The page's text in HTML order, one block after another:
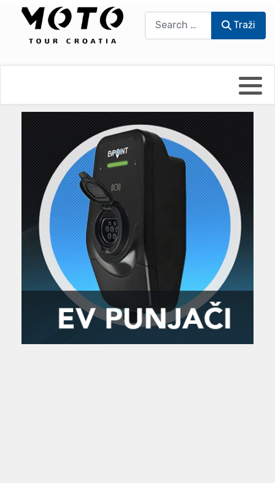
Traži
UmPaDrum
Moto servisi
Impressum
Damir Žerić - ELPASSO
Dario Dinter - Moto TOZ
Igor Kreč - UmPaDrum
Igor Kukec Brmbi
Slaven Gajdek
MTC - Moto Tour Croatia
Moto putopisi
Vikend vožnje
Zanimljivost
Najave i noviteti